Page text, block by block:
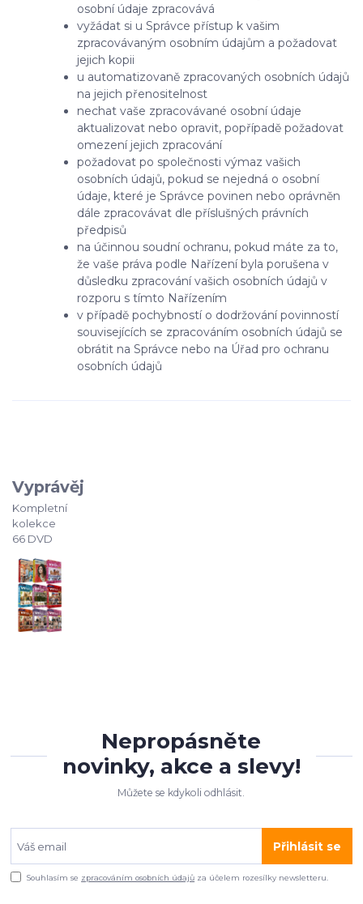
Vyprávěj
Kompletní
kolekce
66 DVD
osobní údaje zpracovává
vyžádat si u Správce přístup k vašim
zpracovávaným osobním údajům a požadovat
jejich kopii
u automatizovaně zpracovaných osobních údajů
na jejich přenositelnost
nechat vaše zpracovávané osobní údaje
aktualizovat nebo opravit, popřípadě požadovat
omezení jejich zpracování
požadovat po společnosti výmaz vašich
osobních údajů, pokud se nejedná o osobní
údaje, které je Správce povinen nebo oprávněn
dále zpracovávat dle příslušných právních
předpisů
na účinnou soudní ochranu, pokud máte za to,
že vaše práva podle Nařízení byla porušena v
důsledku zpracování vašich osobních údajů v
rozporu s tímto Nařízením
v případě pochybností o dodržování povinností
souvisejících se zpracováním osobních údajů se
obrátit na Správce nebo na Úřad pro ochranu
osobních údajů
Nepropásněte
novinky, akce a slevy!
Můžete se kdykoli odhlásit.
Přihlásit se
Souhlasím se zpracováním osobních údajů za účelem rozesílky newsletteru.